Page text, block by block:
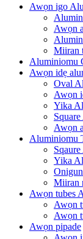
Awọn igo
Awọn
Miiran
Aluminiomu
Awọn idẹ
Oval
Awọn
Yika
Awọn
Aluminiomu
Yika
Miiran
Awọn tubes
Awọn
Awọn
Awọn pipade